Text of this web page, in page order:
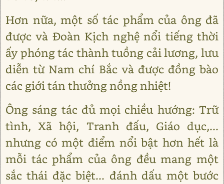
Hơn nữa, một số tác phẩm của ông đã
được và Đoàn Kịch nghệ nổi tiếng thời
ấy phóng tác thành tuồng cải lương, lưu
diễn từ Nam chí Bắc và được đồng bào
các giới tán thưởng nồng nhiệt!
Ông sáng tác đủ mọi chiều hướng: Trữ
tình, Xã hội, Tranh đấu, Giáo dục,...
nhưng có một điểm nổi bật hơn hết là
mỗi tác phẩm của ông đều mang một
sắc thái đặc biệt... đánh dấu một bước